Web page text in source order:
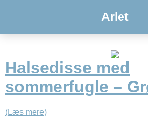
Arlet
Halsedisse med
sommerfugle –
(Læs mere)